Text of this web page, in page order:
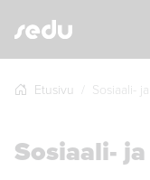
Etusivu Sosiaali-
Sosiaali-